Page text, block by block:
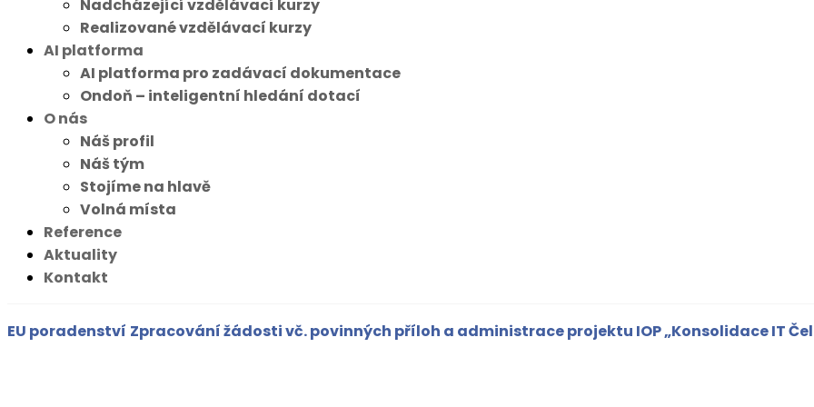
Nadcházející vzdělávací kurzy
Realizované vzdělávací kurzy
AI platforma
AI platforma pro zadávací dokumentace
Ondoň – inteligentní hledání dotací
O nás
Náš profil
Náš tým
Stojíme na hlavě
Volná místa
Reference
Aktuality
Kontakt
EU poradenství Zpracování žádosti vč. povinných příloh a administrace projektu IOP „Konsolidace IT